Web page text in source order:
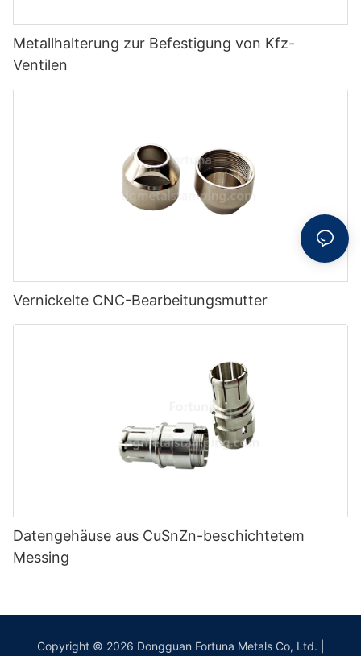
Metallhalterung zur Befestigung von Kfz-
Ventilen
Vernickelte CNC-Bearbeitungsmutter
Datengehäuse aus CuSnZn-beschichtetem
Messing
Copyright © 2026 Dongguan Fortuna Metals Co, Ltd. |